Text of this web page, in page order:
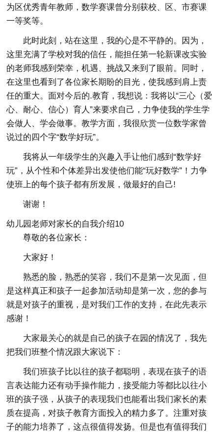
为区优秀青年教师，数学赛课曾分别获校、区、市赛课
一等奖等。
此时此刻，站在这里，我的心是不平静的。因为，
这里充满了学校对我的信任，能担任第一轮新课改实验
的老师我感到荣幸，机遇、挑战又来到了眼前。同时，
在这里也看到了各位家长期盼的目光，使我感到肩上责
任的重大。面对今后的.教育，我想说：我将以“三心（爱
心、耐心、信心）育人”来要求自己，力争使我的学生学
会做人、学会做事。教学方面，我很欣赏一位数学家曾
说过的四个字“数学好玩”。
我将从一年级学生的兴趣入手让他们感到“数学好
玩”，从个性和个体差异出发使他们能“玩好数学”！力争
使班上的每个孩子都有所发展，做最好的自己!
谢谢！
幼儿园老师对家长的自我介绍10
尊敬的各位家长：
大家好！
熟悉的脸，熟悉的笑容，我们不是第一次见面，但
是这样真正和孩子一起参加活动却是第一次，您的参与
就是对孩子的重视，是对我们工作的支持，在此先表示
感谢！
大家最关心的就是自己的孩子在园的情况了，我先
把我们班整个情况跟大家说下：
我们班孩子比以往的孩子都聪明，表现在孩子的语
言表达能力还有动手操作能力，接受能力等都比以往小
班的孩子强，从孩子的表现我们也能看出我们家长的素
质在提高，对孩子教育方面投入的精力多了。注重对孩
子的能力培养了，这点很值得发扬。但是也有值得我们